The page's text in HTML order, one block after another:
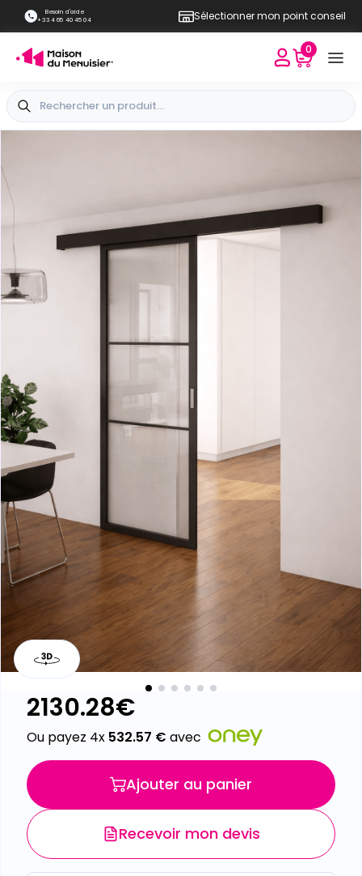
Besoin d'aide
+33 4 65 40 45 04
Sélectionner mon point conseil
0
Kit porte coulissante Sendy - avec
bandeau
Laissez un avis
2130.28€
Ou payez 4x 532.57 € avec
Ajouter au panier
Recevoir mon devis